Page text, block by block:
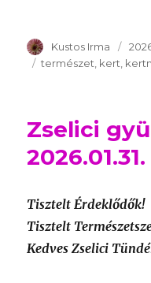
Szerző
Kustos Irma
Kulcsszavak
természet kert
Zselici
2026.01.31.
Tisztelt Érdeklődők!
Tisztelt
Kedves Zselici